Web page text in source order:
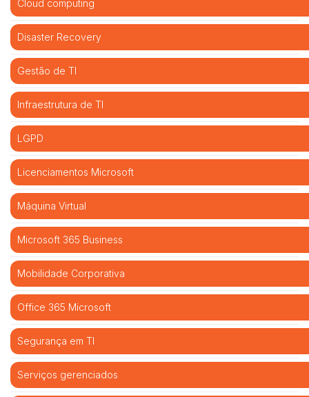
Cloud computing
Disaster Recovery
Gestão de TI
Infraestrutura de TI
LGPD
Licenciamentos Microsoft
Máquina Virtual
Microsoft 365 Business
Mobilidade Corporativa
Office 365 Microsoft
Segurança em TI
Serviços gerenciados